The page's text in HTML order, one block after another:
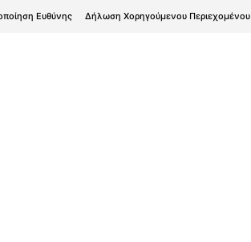
Ευθύνης Δήλωση Χορηγούμενου Περιεχομένου